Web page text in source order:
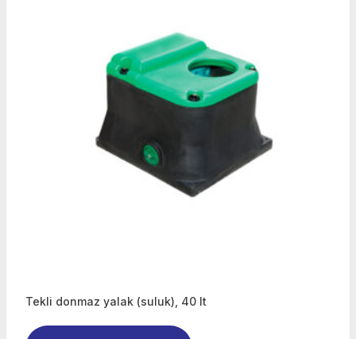
Tekli donmaz yalak (suluk), 40 lt